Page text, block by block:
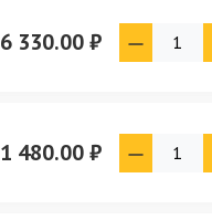
6 330.00 ₽
1 480.00 ₽